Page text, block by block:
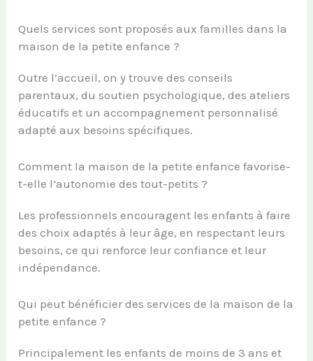
Quels services sont proposés aux familles dans la
maison de la petite enfance ?
Outre l’accueil, on y trouve des conseils
parentaux, du soutien psychologique, des ateliers
éducatifs et un accompagnement personnalisé
adapté aux besoins spécifiques.
Comment la maison de la petite enfance favorise-
t-elle l’autonomie des tout-petits ?
Les professionnels encouragent les enfants à faire
des choix adaptés à leur âge, en respectant leurs
besoins, ce qui renforce leur confiance et leur
indépendance.
Qui peut bénéficier des services de la maison de la
petite enfance ?
Principalement les enfants de moins de 3 ans et